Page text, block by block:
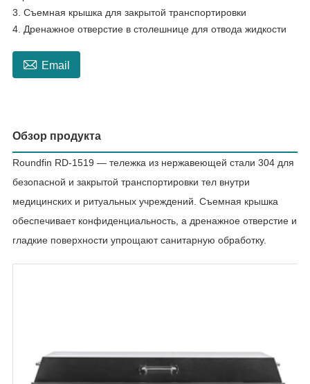
3. Съемная крышка для закрытой транспортировки
4. Дренажное отверстие в столешнице для отвода жидкости
 Email
Обзор продукта
Roundfin RD-1519 — тележка из нержавеющей стали 304 для
безопасной и закрытой транспортировки тел внутри
медицинских и ритуальных учреждений. Съемная крышка
обеспечивает конфиденциальность, а дренажное отверстие и
гладкие поверхности упрощают санитарную обработку.